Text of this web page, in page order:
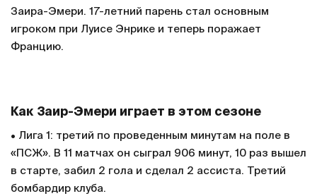
Заира-Эмери. 17-летний парень стал основным
игроком при Луисе Энрике и теперь поражает
Францию.
Как Заир-Эмери играет в этом сезоне
• Лига 1: третий по проведенным минутам на поле в
«ПСЖ». В 11 матчах он сыграл 906 минут, 10 раз вышел
в старте, забил 2 гола и сделал 2 ассиста. Третий
бомбардир клуба.